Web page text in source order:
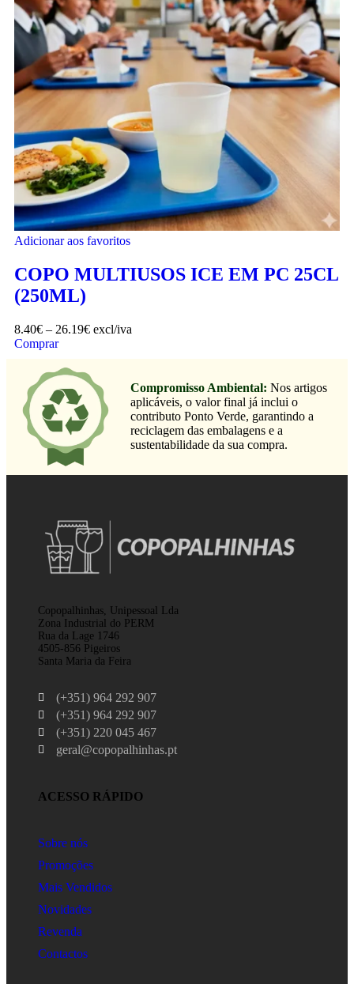
Adicionar aos favoritos
COPO MULTIUSOS ICE EM PC 25CL
(250ML)
8.40€ – 26.19€ excl/iva
Comprar
Compromisso Ambiental: Nos artigos
aplicáveis, o valor final já inclui o
contributo Ponto Verde, garantindo a
reciclagem das embalagens e a
sustentabilidade da sua compra.
Copopalhinhas, Unipessoal Lda
Zona Industrial do PERM
Rua da Lage 1746
4505-856 Pigeiros
Santa Maria da Feira
(+351) 964 292 907
(+351) 964 292 907
(+351) 220 045 467
geral@copopalhinhas.pt
ACESSO RÁPIDO
Sobre nós
Promoções
Mais Vendidos
Novidades
Revenda
Contactos